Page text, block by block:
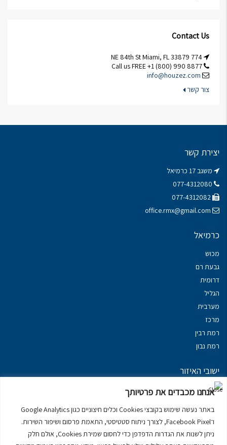
אנחנו מכבדים את פרטיותך
באתר נעשה שימוש בקובצי Cookies וכלים חיצוניים כגון Google Analytics
ו־Facebook Pixel, לצורך ניתוח סטטיסטי, התאמת פרסום ושיפור השירות.
ניתן לשנות את הגדרות הדפדפן כדי לחסום שמירת Cookies, אולם חלק
Contact Us
info@houzez.com
צור קשר
יצירת קשר
משגב 17 כרמיאל
office.rmx@gmail.com
כרמיאל
מכוש
גבעת רם
דרומית
הגליל
מערבית
מרכז
רמת רבין
רמת נבון
ישובי האיזור
נכסים במשגב
מרום הגליל